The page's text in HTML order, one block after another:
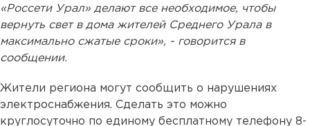
«Россети Урал» делают все необходимое, чтобы
вернуть свет в дома жителей Среднего Урала в
максимально сжатые сроки», - говорится в
сообщении.
Жители региона могут сообщить о нарушениях
электроснабжения. Сделать это можно
круглосуточно по единому бесплатному телефону 8-